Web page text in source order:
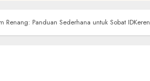
Renang: Panduan Sederhana untuk Sobat IDKeren